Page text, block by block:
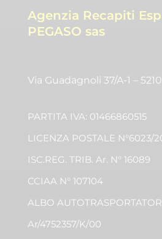
Agenzia Recapiti
PEGASO sas
Via Guadagnoli 37/A-1 –
PARTITA IVA: 01466860515
LICENZA POSTALE N°6023/
ISC.REG. TRIB. Ar. N° 16089
CCIAA N° 107104
ALBO
Ar/4752357/K/00